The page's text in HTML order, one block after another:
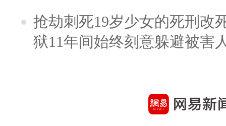
抢劫刺死19岁少女的死刑改
狱11年间始终刻意躲避被害